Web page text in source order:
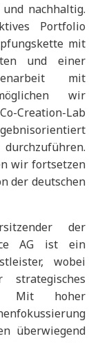
nachhaltig.
Portfolio
mit
und einer
mit
wir
Creation-Lab
wir fortsetzen
der deutschen
der
AG ist ein
wobei
Mit hoher
überwiegend